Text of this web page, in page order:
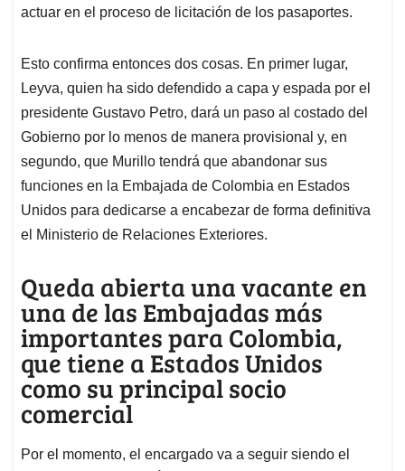
actuar en el proceso de licitación de los pasaportes.
Esto confirma entonces dos cosas. En primer lugar,
Leyva, quien ha sido defendido a capa y espada por el
presidente Gustavo Petro, dará un paso al costado del
Gobierno por lo menos de manera provisional y, en
segundo, que Murillo tendrá que abandonar sus
funciones en la Embajada de Colombia en Estados
Unidos para dedicarse a encabezar de forma definitiva
el Ministerio de Relaciones Exteriores.
Queda abierta una vacante en
una de las Embajadas más
importantes para Colombia,
que tiene a Estados Unidos
como su principal socio
comercial
Por el momento, el encargado va a seguir siendo el